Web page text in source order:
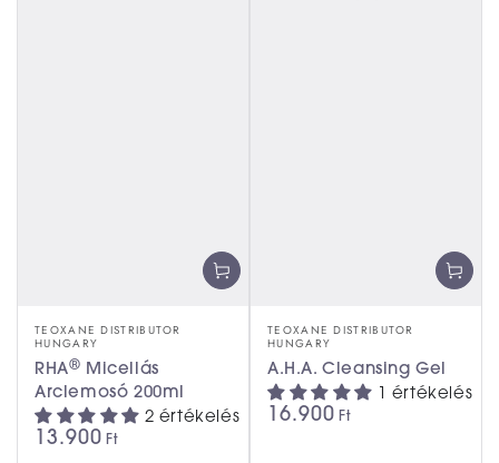
TEOXANE DISTRIBUTOR
HUNGARY
RHA® Micellás
Arclemosó 200ml
2 értékelés
13.900 Ft
TEOXANE DISTRIBUTOR
HUNGARY
A.H.A. Cleansing Gel
1 értékelés
16.900 Ft